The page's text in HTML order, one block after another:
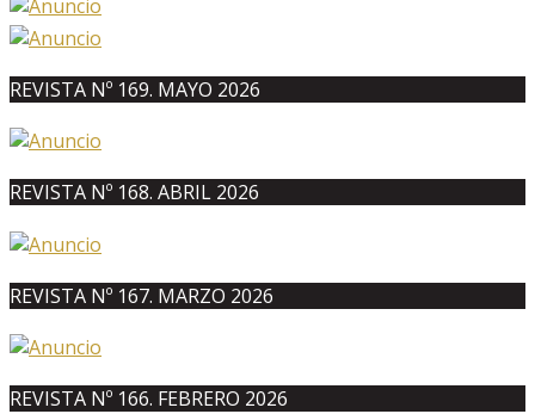
REVISTA Nº 169. MAYO 2026
REVISTA Nº 168. ABRIL 2026
REVISTA Nº 167. MARZO 2026
REVISTA Nº 166. FEBRERO 2026